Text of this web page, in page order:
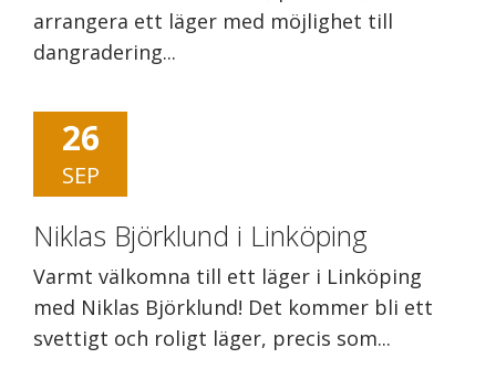
arrangera ett läger med möjlighet till
dangradering...
26
SEP
Niklas Björklund i Linköping
Varmt välkomna till ett läger i Linköping
med Niklas Björklund! Det kommer bli ett
svettigt och roligt läger, precis som...